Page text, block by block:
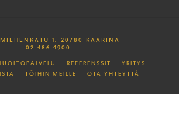
1, 20780 KAARINA
02 486 4900
REFERENSSIT
YRITYS
TÖIHIN MEILLE OTA YHTEYTTÄ